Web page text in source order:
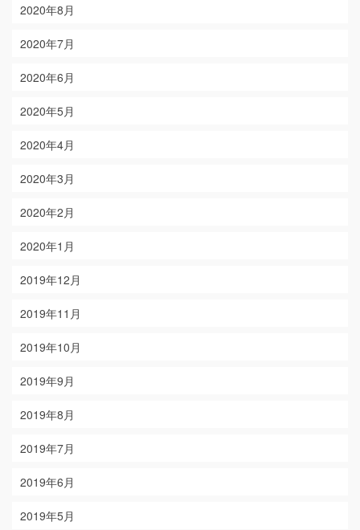
2020年8月
2020年7月
2020年6月
2020年5月
2020年4月
2020年3月
2020年2月
2020年1月
2019年12月
2019年11月
2019年10月
2019年9月
2019年8月
2019年7月
2019年6月
2019年5月